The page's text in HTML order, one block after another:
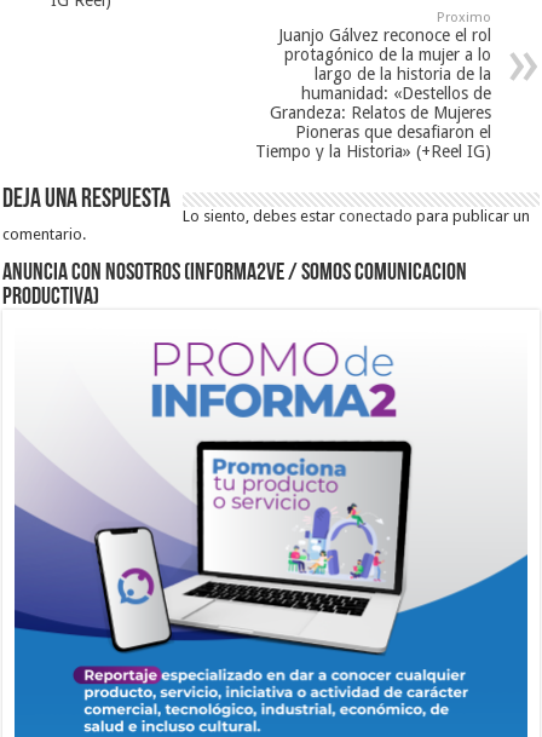
Proximo
Juanjo Gálvez reconoce el rol
protagónico de la mujer a lo
largo de la historia de la
humanidad: «Destellos de
Grandeza: Relatos de Mujeres
Pioneras que desafiaron el
Tiempo y la Historia» (+Reel IG)
Deja una respuesta
Lo siento, debes estarconectado para publicar un
comentario.
ANUNCIA CON NOSOTROS (Informa2ve / Somos Comunicacion
Productiva)